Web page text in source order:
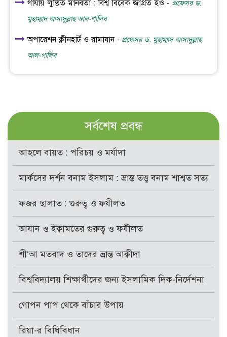
গাযায় লুণ্ঠিত মানবতা : বিশ্ব বিবেক জাগ্রত হও - প্রফেসর ড.
মুহাম্মাদ আসাদুল্লাহ আল-গালিব
অপারেশন ক্লীনহার্ট ও রামাযান -প্রফেসর ড. মুহাম্মাদ আসাদুল্লাহ
আল-গালিব
সর্বশেষ প্রবন্ধ
আহলে বায়ত : পরিচয় ও মর্যাদা
মার্কসের দর্শন বনাম ইসলাম : ভ্রান্ত তত্ত্ব বনাম শাশ্বত সত্য
ফজর ছালাত : গুরুত্ব ও ফযীলত
আযান ও ইক্বামতের গুরুত্ব ও ফযীলত
শী‘আ মতবাদ ও তাদের ভ্রান্ত আক্বীদা
বিশ্ববিদ্যালয় শিক্ষার্থীদের জন্য ইসলামিক দিক-নির্দেশনা
গোপন পাপ থেকে বাঁচার উপায়
রিয়া-র বিধিবিধান